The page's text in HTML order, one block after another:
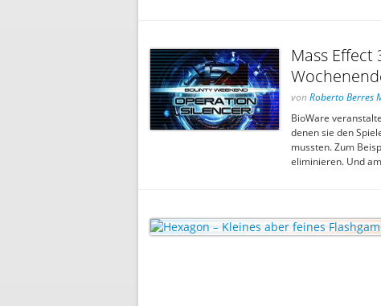
Mass
von Roberto Berres
BioWare
denen sie den
mussten. Zum
eliminieren. Und